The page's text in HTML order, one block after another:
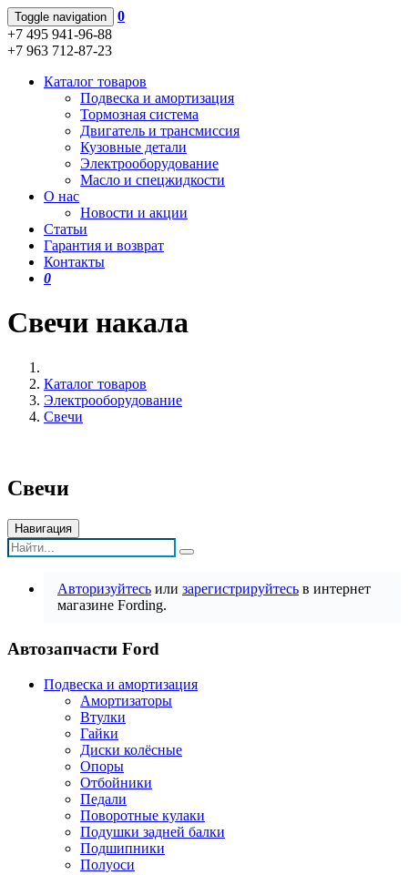
Toggle navigation
0
+7 495 941-96-88
+7 963 712-87-23
Каталог товаров
Подвеска и амортизация
Тормозная система
Двигатель и трансмиссия
Кузовные детали
Электрооборудование
Масло и спецжидкости
О нас
Новости и акции
Статьи
Гарантия и возврат
Контакты
0
Свечи накала
Каталог товаров
Электрооборудование
Свечи
Свечи
Навигация
Авторизуйтесь или зарегистрируйтесь в интернет
магазине Fording.
Автозапчасти Ford
Подвеска и амортизация
Амортизаторы
Втулки
Гайки
Диски колёсные
Опоры
Отбойники
Педали
Поворотные кулаки
Подушки задней балки
Подшипники
Полуоси